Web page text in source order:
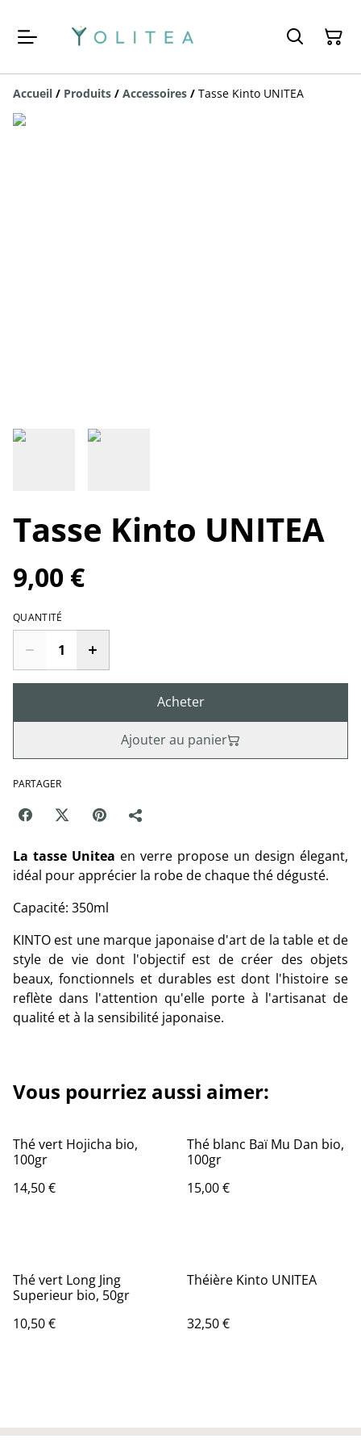
Accueil / Produits / Accessoires / Tasse Kinto UNITEA
Tasse Kinto UNITEA
9,00 €
QUANTITÉ
Acheter
Ajouter au panier
PARTAGER
La tasse Unitea en verre propose un design élegant,
idéal pour apprécier la robe de chaque thé dégusté.
Capacité: 350ml
KINTO est une marque japonaise d'art de la table et de
style de vie dont l'objectif est de créer des objets
beaux, fonctionnels et durables est dont l'histoire se
reflète dans l'attention qu'elle porte à l'artisanat de
qualité et à la sensibilité japonaise.
Vous pourriez aussi aimer:
Thé vert Hojicha bio,
100gr
14,50 €
Thé blanc Baï Mu Dan bio,
100gr
15,00 €
Thé vert Long Jing
Superieur bio, 50gr
10,50 €
Théière Kinto UNITEA
32,50 €